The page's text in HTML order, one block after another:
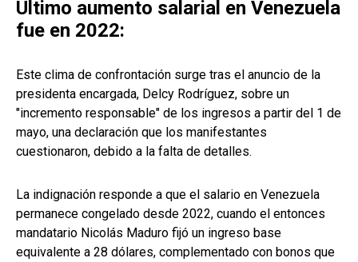
Último aumento salarial en Venezuela
fue en 2022:
Este clima de confrontación surge tras el anuncio de la
presidenta encargada, Delcy Rodríguez, sobre un
"incremento responsable" de los ingresos a partir del 1 de
mayo, una declaración que los manifestantes
cuestionaron, debido a la falta de detalles.
La indignación responde a que el salario en Venezuela
permanece congelado desde 2022, cuando el entonces
mandatario Nicolás Maduro fijó un ingreso base
equivalente a 28 dólares, complementado con bonos que